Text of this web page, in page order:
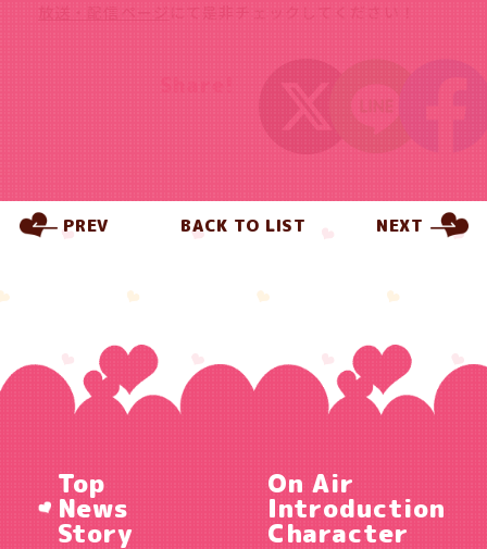
放送・配信ページ にて是非チェックしてください！
PREV BACK TO LIST NEXT
Top On Air
News Introduction
Story Character